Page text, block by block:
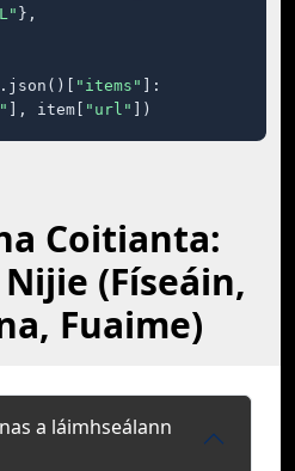
},
"items"
]:
], item[ "url" ])
Coitianta:
(Físeáin,
Fuaime)
a láimhseálann